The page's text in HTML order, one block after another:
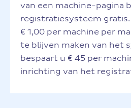
van een machine-pagina
registratiesysteem gratis.
€ 1,00 per machine per
te blijven maken van het
bespaart u € 45 per
inrichting van het